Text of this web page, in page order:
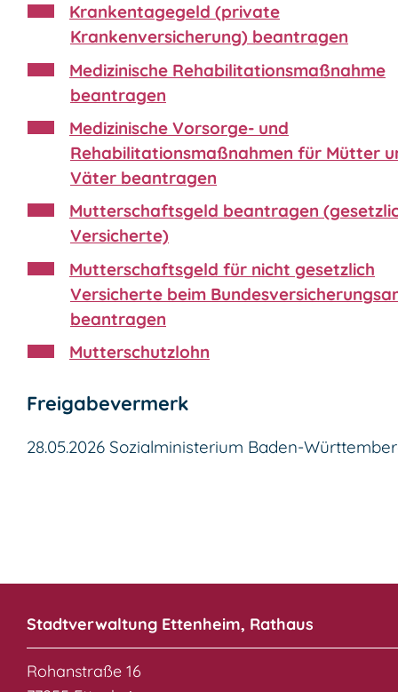
Krankentagegeld (private
Krankenversicherung) beantragen
Medizinische Rehabilitationsmaßnahme
beantragen
Medizinische Vorsorge- und
Rehabilitationsmaßnahmen für Mütter
Väter beantragen
Mutterschaftsgeld beantragen
Versicherte)
Mutterschaftsgeld für nicht gesetzlich
Versicherte beim
beantragen
Mutterschutzlohn
Freigabevermerk
28.05.2026 Sozialministerium Baden-
Stadtverwaltung Ettenheim, Rathaus
Rohanstraße 16